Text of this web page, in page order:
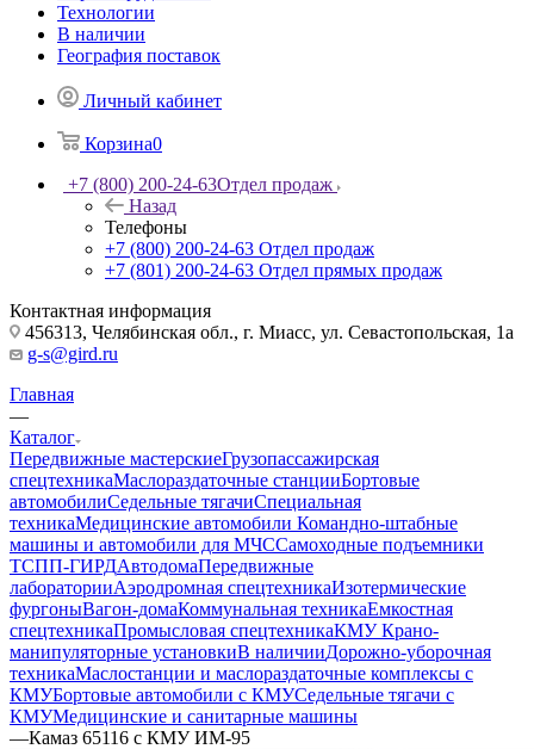
Технологии
В наличии
География поставок
Личный кабинет
Корзина0
+7 (800) 200-24-63Отдел продаж
Назад
Телефоны
+7 (800) 200-24-63 Отдел продаж
+7 (801) 200-24-63 Отдел прямых продаж
Контактная информация
456313, Челябинская обл., г. Миасс, ул. Севастопольская, 1а
g-s@gird.ru
Главная
—
Каталог
Передвижные мастерскиеГрузопассажирская
спецтехникаМаслораздаточные станцииБортовые
автомобилиСедельные тягачиСпециальная
техникаМедицинские автомобили Командно-штабные
машины и автомобили для МЧССамоходные подъемники
ТСПП-ГИРДАвтодомаПередвижные
лабораторииАэродромная спецтехникаИзотермические
фургоныВагон-домаКоммунальная техникаЕмкостная
спецтехникаПромысловая спецтехникаКМУ Крано-
манипуляторные установкиВ наличииДорожно-уборочная
техникаМаслостанции и маслораздаточные комплексы с
КМУБортовые автомобили с КМУСедельные тягачи с
КМУМедицинские и санитарные машины
—Камаз 65116 с КМУ ИМ-95